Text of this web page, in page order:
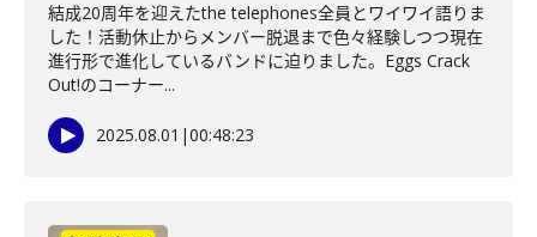
結成20周年を迎えたthe telephones全員とワイワイ語りま
した！活動休止からメンバー脱退まで色々経験しつつ現在
進行形で進化しているバンドに迫りました。Eggs Crack
Out!のコーナー...
2025.08.01 |00:48:23